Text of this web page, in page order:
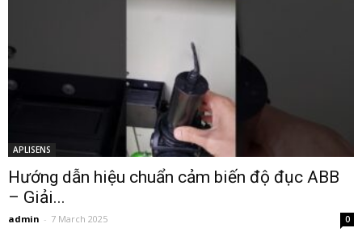
APLISENS
Hướng dẫn hiệu chuẩn cảm biến độ đục ABB
– Giải...
admin - 7 March 2025 0